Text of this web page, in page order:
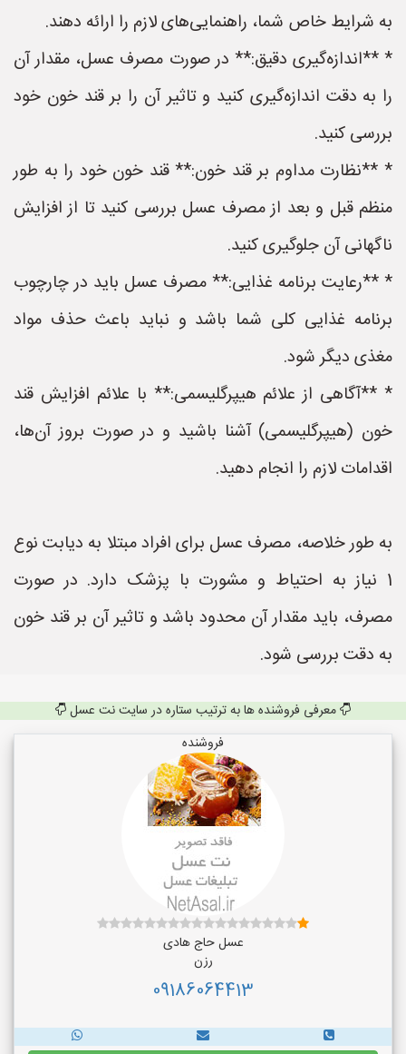
به شرایط خاص شما، راهنمایی‌های لازم را ارائه دهند.
* **اندازه‌گیری دقیق:** در صورت مصرف عسل، مقدار آن
را به دقت اندازه‌گیری کنید و تاثیر آن را بر قند خون خود
بررسی کنید.
* **نظارت مداوم بر قند خون:** قند خون خود را به طور
منظم قبل و بعد از مصرف عسل بررسی کنید تا از افزایش
ناگهانی آن جلوگیری کنید.
* **رعایت برنامه غذایی:** مصرف عسل باید در چارچوب
برنامه غذایی کلی شما باشد و نباید باعث حذف مواد
مغذی دیگر شود.
* **آگاهی از علائم هیپرگلیسمی:** با علائم افزایش قند
خون (هیپرگلیسمی) آشنا باشید و در صورت بروز آن‌ها،
اقدامات لازم را انجام دهید.
به طور خلاصه، مصرف عسل برای افراد مبتلا به دیابت نوع
1 نیاز به احتیاط و مشورت با پزشک دارد. در صورت
مصرف، باید مقدار آن محدود باشد و تاثیر آن بر قند خون
به دقت بررسی شود.
معرفی فروشنده ها به ترتیب ستاره در سایت نت عسل
فروشنده
عسل حاج هادی
رزن
09186064413